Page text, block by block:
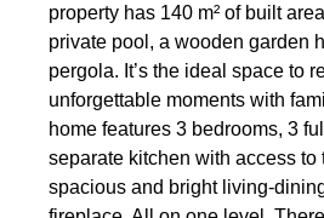
property has 140 m² of built
private pool, a wooden garden
pergola. It’s the ideal space to
unforgettable moments with
home features 3 bedrooms, 3
separate kitchen with access to
spacious and bright living-